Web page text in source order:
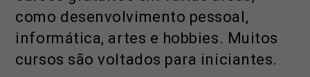
como desenvolvimento pessoal,
informática, artes e hobbies. Muitos
cursos são voltados para iniciantes.